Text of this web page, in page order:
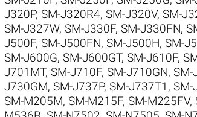
J320P, SM-J320R4, SM-J320V, SM-
SM-J327W, SM-J330F, SM-J330FN,
J500F, SM-J500FN, SM-J500H, SM-
SM-J600G, SM-J600GT, SM-J610F,
J701MT, SM-J710F, SM-J710GN, SM-
J730GM, SM-J737P, SM-J737T1 , SM-
SM-M205M, SM-M215F, SM-M225FV,